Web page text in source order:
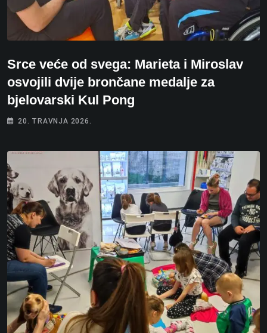
Srce veće od svega: Marieta i Miroslav
osvojili dvije brončane medalje za
bjelovarski Kul Pong
20. TRAVNJA 2026.